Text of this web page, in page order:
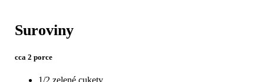
Suroviny
cca 2 porce
1/2 zelené cukety